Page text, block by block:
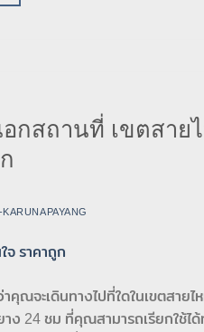
กสถานที่ เขตสาย
ณจะเดินทางไปที่ใดในเขตสาย
ง 24 ชม ที่คุณสามารถเรียกใช้ไ